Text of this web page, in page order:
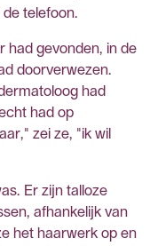
telefoon.
had gevonden, in de
doorverwezen.
had
had op
zei ze, "ik wil
Er zijn talloze
afhankelijk van
het haarwerk op en